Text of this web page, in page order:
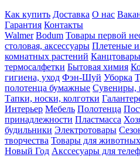
Как купить Доставка О нас
Гарантия Контакты
Walmer Bodum Товары первой
столовая, аксессуары Плетеные и
комнатных растений Канцтовары
термосалфетки Бытовая химия
гигиена, уход Фэн-Шуй Уборка
полотенца бумажные Сувениры,
Тапки, носки, колготки
Интерьер Мебель Полотенца
принадлежности Пластмасса
будильники Электротовары
творчества Товары для животных
Новый Год Акссесуары для